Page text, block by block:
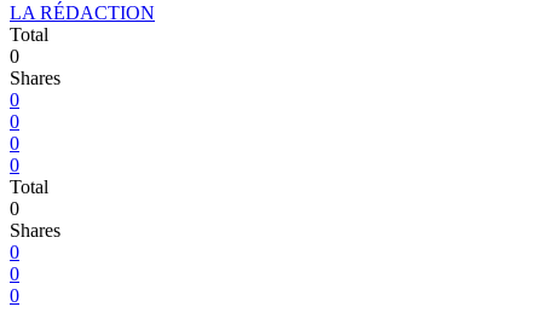
LA RÉDACTION
Total
0
Shares
0
0
0
0
Total
0
Shares
0
0
0